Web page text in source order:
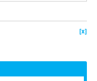
[x]